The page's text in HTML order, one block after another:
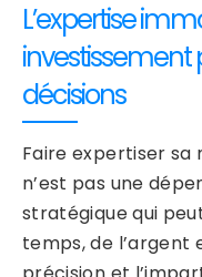
L’expertise
investissement
décisions
Faire expertiser sa
n’est pas une
stratégique qui
temps, de l’argent